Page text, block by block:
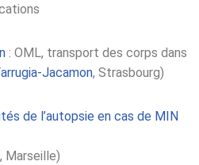
: OML, transport des corps dans
Jacamon, Strasbourg)
de l’autopsie en cas de MIN
Marseille)